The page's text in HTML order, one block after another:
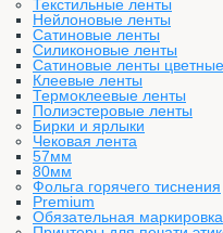
Текстильные ленты
Нейлоновые ленты
Сатиновые ленты
Силиконовые ленты
Сатиновые ленты цветные
Клеевые ленты
Термоклеевые ленты
Полиэстеровые ленты
Бирки и ярлыки
Чековая лента
57мм
80мм
Фольга горячего тиснения
Premium
Обязательная